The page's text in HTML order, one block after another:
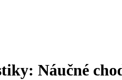
Náučné